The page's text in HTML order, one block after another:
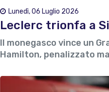
Lunedì, 06 Luglio 2026
Leclerc trionfa a
Il monegasco vince un
Hamilton, penalizzato